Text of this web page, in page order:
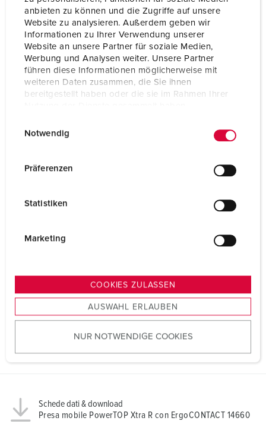
anbieten zu können und die Zugriffe auf unsere
Website zu analysieren. Außerdem geben wir
Informationen zu Ihrer Verwendung unserer
Website an unsere Partner für soziale Medien,
Werbung und Analysen weiter. Unsere Partner
führen diese Informationen möglicherweise mit
weiteren Daten zusammen, die Sie ihnen
bereitgestellt haben oder die sie im Rahmen Ihrer
s
u
w
Notwendig
Präferenzen
Statistiken
Marketing
COOKIES ZULASSEN
AUSWAHL ERLAUBEN
NUR NOTWENDIGE COOKIES
Schede dati & download
Presa mobile PowerTOP Xtra R con ErgoCONTACT 14660